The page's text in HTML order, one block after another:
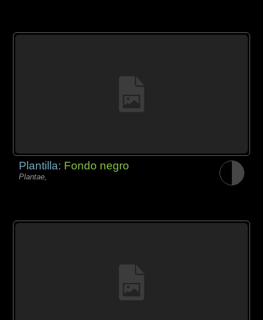
Plantilla: Fondo negro
Plantae,